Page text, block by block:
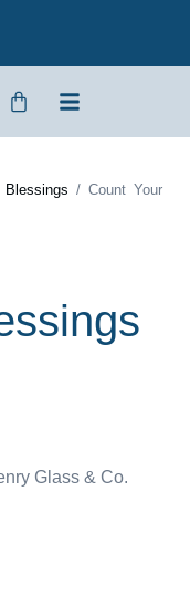
/ Count Your
Glass & Co.